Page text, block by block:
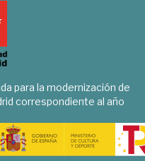
para la modernización de
correspondiente al año